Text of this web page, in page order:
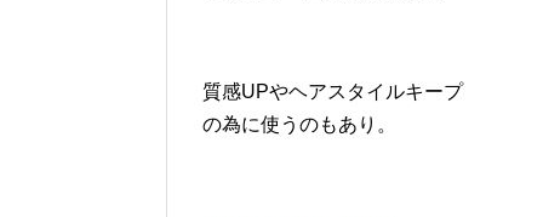
質感UPやヘアスタイルキープ
の為に使うのもあり。